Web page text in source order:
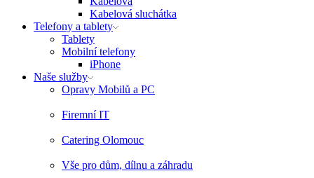
Kabelová sluchátka
Telefony a tablety
Tablety
Mobilní telefony
iPhone
Naše služby
Opravy Mobilů a PC
Firemní IT
Catering Olomouc
Vše pro dům, dílnu a záhradu